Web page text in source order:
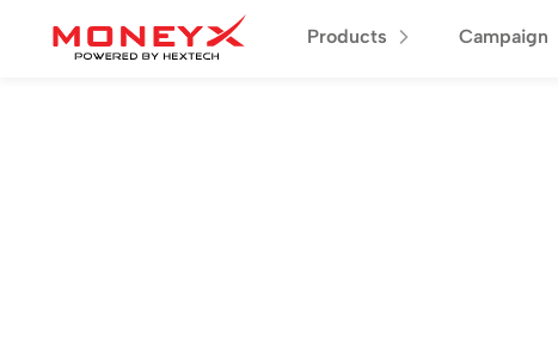
Products Campaign